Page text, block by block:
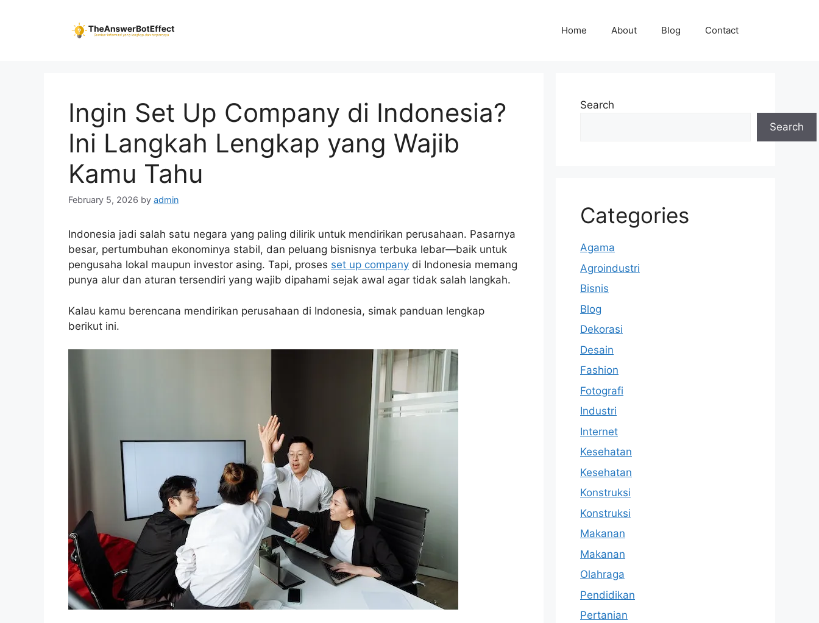
Home About Blog Contact
Ingin Set Up Company di Indonesia?
Ini Langkah Lengkap yang Wajib
Kamu Tahu
February 5, 2026 by admin
Indonesia jadi salah satu negara yang paling dilirik untuk mendirikan perusahaan. Pasarnya
besar, pertumbuhan ekonominya stabil, dan peluang bisnisnya terbuka lebar—baik untuk
pengusaha lokal maupun investor asing. Tapi, proses set up company di Indonesia memang
punya alur dan aturan tersendiri yang wajib dipahami sejak awal agar tidak salah langkah.
Kalau kamu berencana mendirikan perusahaan di Indonesia, simak panduan lengkap
berikut ini.
Search
Search
Categories
Agama
Agroindustri
Bisnis
Blog
Dekorasi
Desain
Fashion
Fotografi
Industri
Internet
Kesehatan
Kesehatan
Konstruksi
Konstruksi
Makanan
Makanan
Olahraga
Pendidikan
Pertanian